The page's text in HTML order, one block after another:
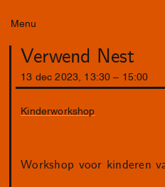
Menu
Verwend Nest
13 dec 2023 13 :30 15 :00
Kinderworkshop
Workshop voor kinderen